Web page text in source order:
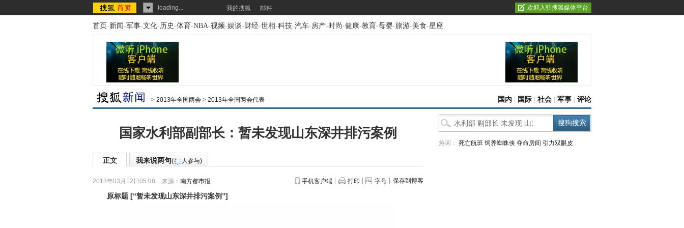
loading... 我的搜狐 邮件 欢迎入驻搜狐媒体平台
首页-新闻-军事-文化-历史-体育-NBA-视频-娱谈-财经-世相-科技-汽车-房产-时尚-健康-教育-母婴-旅游-美食-星座
> 2013年全国两会 > 2013年全国两会代表 国内 国际 社会 军事 评论
国家水利部副部长：暂未发现山东深井排污案例
正文 我来说两句( 人参与)
2013年03月12日05:08 来源： 南方都市报 手机客户端 打印 字号 保存到博客
原标题 [“暂未发现山东深井排污案例”]
热词： 死亡航班 饲养蜘蛛侠 夺命房间 引力双眼皮